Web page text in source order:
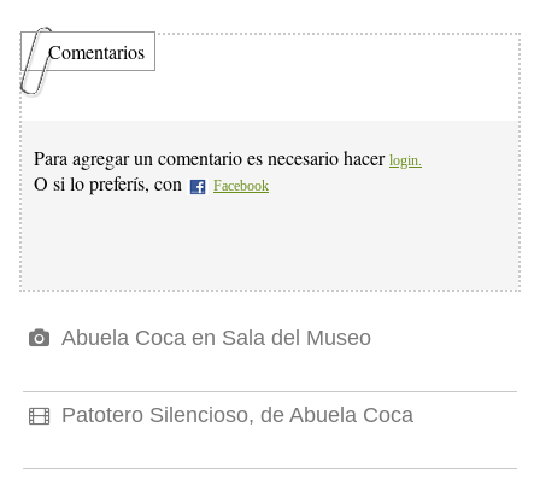
Comentarios
Para agregar un comentario es necesario hacer login.
O si lo preferís, con Facebook
Abuela Coca en Sala del Museo
Patotero Silencioso, de Abuela Coca